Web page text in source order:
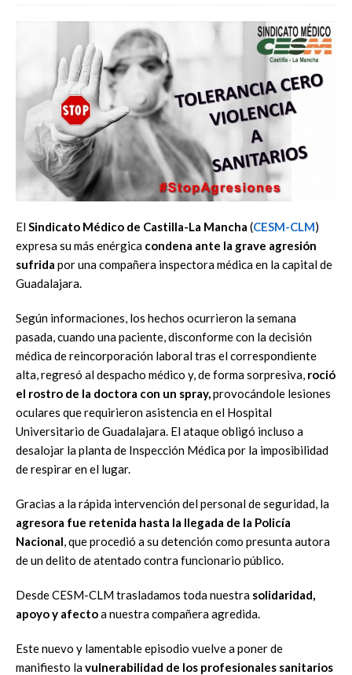
ElSindicato Médico de Castilla-La Mancha (CESM-CLM)
expresa su más enérgica condena ante la grave agresión
sufrida por una compañera inspectora médica en la capital de
Guadalajara.
Según informaciones, los hechos ocurrieron la semana
pasada, cuando una paciente, disconforme con la decisión
médica de reincorporación laboral tras el correspondiente
alta, regresó al despacho médico y, de forma sorpresiva, roció
el rostro de la doctora con un spray,provocándole lesiones
oculares que requirieron asistencia en el Hospital
Universitario de Guadalajara. El ataque obligó incluso a
desalojar la planta de Inspección Médica por la imposibilidad
de respirar en el lugar.
Gracias a la rápida intervención del personal de seguridad, la
agresora fue retenida hasta la llegada de la Policía
Nacional, que procedió a su detención como presunta autora
de un delito de atentado contra funcionario público.
Desde CESM-CLM trasladamos toda nuestra solidaridad,
apoyo y afectoa nuestra compañera agredida.
Este nuevo y lamentable episodio vuelve a poner de
manifiesto lavulnerabilidad de los profesionales sanitarios